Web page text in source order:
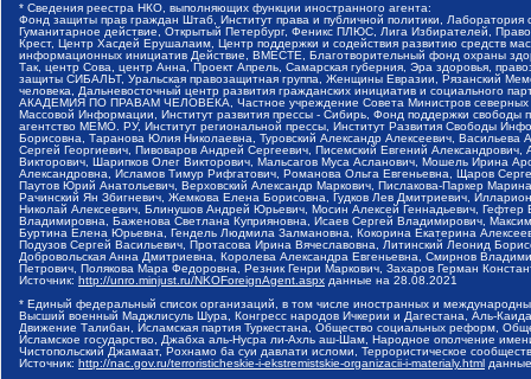
* Сведения реестра НКО, выполняющих функции иностранного агента:
Фонд защиты прав граждан Штаб, Институт права и публичной политики,
Гуманитарное действие, Открытый Петербург, Феникс ПЛЮС, Лига Избирателей,
Крест, Центр Хасдей Ерушалаим, Центр поддержки и содействия развитию средств
информационных инициатив Действие, ВМЕСТЕ, Благотворительный фонд охраны
Так, центр Сова, центр Анна, Проект Апрель, Самарская губерния, Эра здоровья,
защиты СИБАЛЬТ, Уральская правозащитная группа, Женщины Евразии, Рязанский
человека, Дальневосточный центр развития гражданских инициатив и социального
АКАДЕМИЯ ПО ПРАВАМ ЧЕЛОВЕКА, Частное учреждение Совета Министров северных
Массовой Информации, Институт развития прессы - Сибирь, Фонд поддержки
агентство МЕМО. РУ, Институт региональной прессы, Институт Развития Свободы
Борисовна, Таранова Юлия Николаевна, Туровский Александр Алексеевич,
Сергей Георгиевич, Пивоваров Андрей Сергеевич, Писемский Евгений
Викторович, Шарипков Олег Викторович, Мальсагов Муса Асланович, Мошель Ирина
Александровна, Исламов Тимур Рифгатович, Романова Ольга Евгеньевна, Щаров
Паутов Юрий Анатольевич, Верховский Александр Маркович, Пислакова-Паркер
Рачинский Ян Збигневич, Жемкова Елена Борисовна, Гудков Лев Дмитриевич,
Николай Алексеевич, Блинушов Андрей Юрьевич, Мосин Алексей Геннадьевич,
Владимировна, Баженова Светлана Куприяновна, Исаев Сергей Владимирович,
Буртина Елена Юрьевна, Гендель Людмила Залмановна, Кокорина Екатерина
Подузов Сергей Васильевич, Протасова Ирина Вячеславовна, Литинский Леонид
Добровольская Анна Дмитриевна, Королева Александра Евгеньевна, Смирнов
Петрович, Полякова Мара Федоровна, Резник Генри Маркович, Захаров Герман
Источник: http://unro.minjust.ru/NKOForeignAgent.aspx данные на 28.08.2021
* Единый федеральный список организаций, в том числе иностранных и
Высший военный Маджлисуль Шура, Конгресс народов Ичкерии и Дагестана, Аль-
Движение Талибан, Исламская партия Туркестана, Общество социальных реформ,
Исламское государство, Джабха аль-Нусра ли-Ахль аш-Шам, Народное ополчение
Чистопольский Джамаат, Рохнамо ба суи давлати исломи, Террористическое
Источник: http://nac.gov.ru/terroristicheskie-i-ekstremistskie-organizacii-i-materialy.html